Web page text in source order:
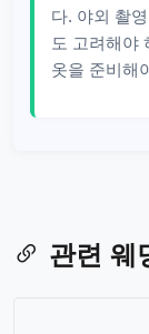
다. 야외 촬
도 고려해야
옷을 준비해
관련 웨